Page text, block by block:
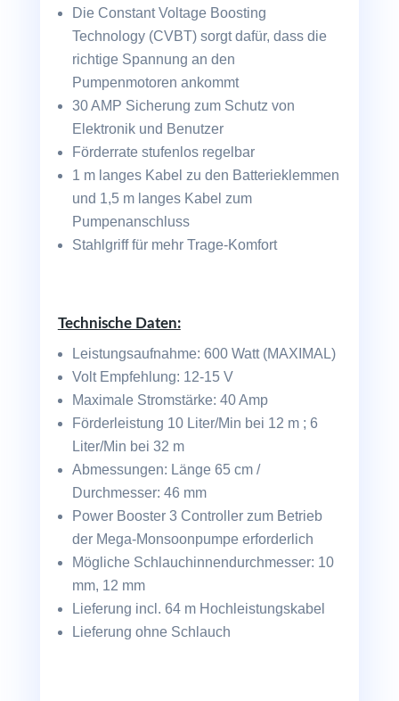
Die Constant Voltage Boosting
Technology (CVBT) sorgt dafür, dass die
richtige Spannung an den
Pumpenmotoren ankommt
30 AMP Sicherung zum Schutz von
Elektronik und Benutzer
Förderrate stufenlos regelbar
1 m langes Kabel zu den Batterieklemmen
und 1,5 m langes Kabel zum
Pumpenanschluss
Stahlgriff für mehr Trage-Komfort
Technische Daten:
Leistungsaufnahme: 600 Watt (MAXIMAL)
Volt Empfehlung: 12-15 V
Maximale Stromstärke: 40 Amp
Förderleistung 10 Liter/Min bei 12 m ; 6
Liter/Min bei 32 m
Abmessungen: Länge 65 cm /
Durchmesser: 46 mm
Power Booster 3 Controller zum Betrieb
der Mega-Monsoonpumpe erforderlich
Mögliche Schlauchinnendurchmesser: 10
mm, 12 mm
Lieferung incl. 64 m Hochleistungskabel
Lieferung ohne Schlauch